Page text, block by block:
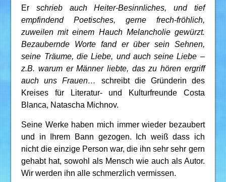
Er schrieb auch Heiter-Besinnliches, und tief
empfindend Poetisches, gerne frech-fröhlich,
zuweilen mit einem Hauch Melancholie gewürzt.
Bezaubernde Worte fand er über sein Sehnen,
seine Träume, die Liebe, und auch seine Liebe –
z.B. warum er Männer liebte, das zu hören ergriff
auch uns Frauen…
schreibt die Gründerin des
Kreises für Literatur- und Kulturfreunde Costa
Blanca, Natascha Michnov.
Seine Werke haben mich immer wieder bezaubert
und in Ihrem Bann gezogen. Ich weiß dass ich
nicht die einzige Person war, die ihn sehr sehr gern
gehabt hat, sowohl als Mensch wie auch als Autor.
Wir werden ihn alle schmerzlich vermissen.